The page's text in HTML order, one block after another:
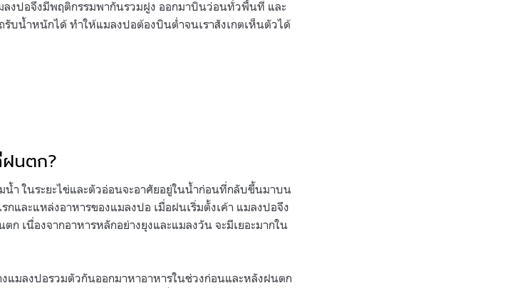
งปอจึงมีพฤติกรรมพากันรวมฝูง ออกมาบินว่อนทั่วพื้นที่ และ
บน้ำหนักได้ ทำให้แมลงปอต้องบินต่ำจนเราสังเกตเห็นตัวได้
นตก?
ในระยะไข่และตัวอ่อนจะอาศัยอยู่ในน้ำก่อนที่กลับขึ้นมาบน
กและแหล่งอาหารของแมลงปอ เมื่อฝนเริ่มตั้งเค้า แมลงปอจึง
เนื่องจากอาหารหลักอย่างยุงและแมลงวัน จะมีเยอะมากใน
แมลงปอรวมตัวกันออกมาหาอาหารในช่วงก่อนและหลังฝนตก